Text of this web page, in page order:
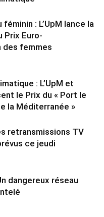
: L’UpM lance la
Prix Euro-
des femmes
: L’UpM et
le Prix du « Port le
la Méditerranée »
retransmissions TV
ce jeudi
dangereux réseau